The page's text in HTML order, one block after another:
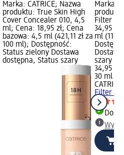
Marka: CATRICE; Nazwa
produktu: True Skin High
Cover Concealer 010, 4,5
ml; Cena: 18,95 zł; Cena
bazowa: 4,5 ml (421,11 zł za
100 ml); Dostępność:
Status zielony Dostawa
dostępna, Status szary
Marka:
Filter
34,95
ml
szary
34,95 zł
30 ml
CATRICE
Filter